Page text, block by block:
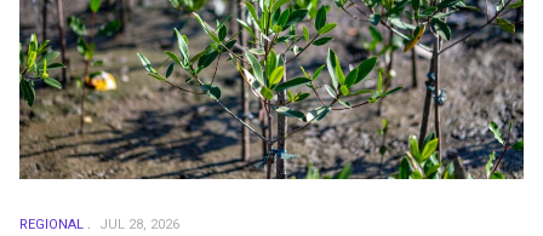
REGIONAL JUL 28, 2026